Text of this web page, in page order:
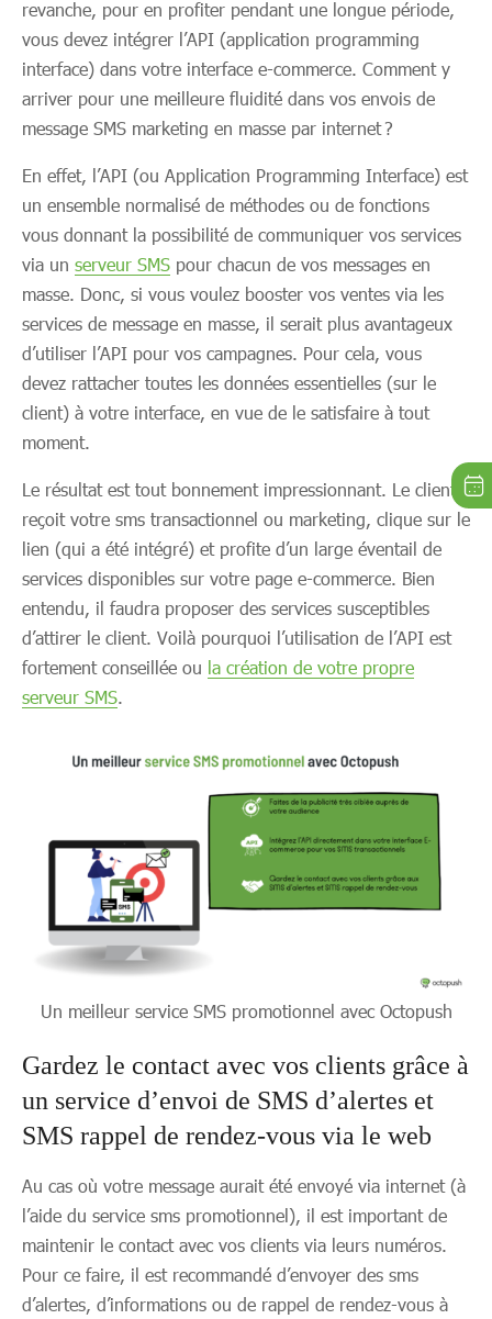
revanche, pour en profiter pendant une longue période,
vous devez intégrer l’API (application programming
interface) dans votre interface e-commerce. Comment y
arriver pour une meilleure fluidité dans vos envois de
message SMS marketing en masse par internet ?
En effet, l’API (ou Application Programming Interface) est
un ensemble normalisé de méthodes ou de fonctions
vous donnant la possibilité de communiquer vos services
via un serveur SMS pour chacun de vos messages en
masse. Donc, si vous voulez booster vos ventes via les
services de message en masse, il serait plus avantageux
d’utiliser l’API pour vos campagnes. Pour cela, vous
devez rattacher toutes les données essentielles (sur le
client) à votre interface, en vue de le satisfaire à tout
moment.
Le résultat est tout bonnement impressionnant. Le client
reçoit votre sms transactionnel ou marketing, clique sur le
lien (qui a été intégré) et profite d’un large éventail de
services disponibles sur votre page e-commerce. Bien
entendu, il faudra proposer des services susceptibles
d’attirer le client. Voilà pourquoi l’utilisation de l’API est
fortement conseillée ou la création de votre propre
serveur SMS.
Un meilleur service SMS promotionnel avec Octopush
Gardez le contact avec vos clients grâce à
un service d’envoi de SMS d’alertes et
SMS rappel de rendez-vous via le web
Au cas où votre message aurait été envoyé via internet (à
l’aide du service sms promotionnel), il est important de
maintenir le contact avec vos clients via leurs numéros.
Pour ce faire, il est recommandé d’envoyer des sms
d’alertes, d’informations ou de rappel de rendez-vous à